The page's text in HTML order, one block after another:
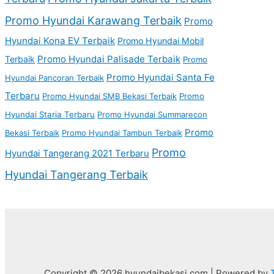
Promo Hyundai Karawang Terbaik Promo
Hyundai Kona EV Terbaik Promo Hyundai Mobil
Terbaik Promo Hyundai Palisade Terbaik Promo
Hyundai Pancoran Terbaik Promo Hyundai Santa Fe
Terbaru Promo Hyundai SMB Bekasi Terbaik Promo
Hyundai Staria Terbaru Promo Hyundai Summarecon
Bekasi Terbaik Promo Hyundai Tambun Terbaik Promo
Hyundai Tangerang 2021 Terbaru Promo
Hyundai Tangerang Terbaik